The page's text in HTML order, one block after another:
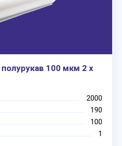
100 мкм 2 х
2000
190
100
1